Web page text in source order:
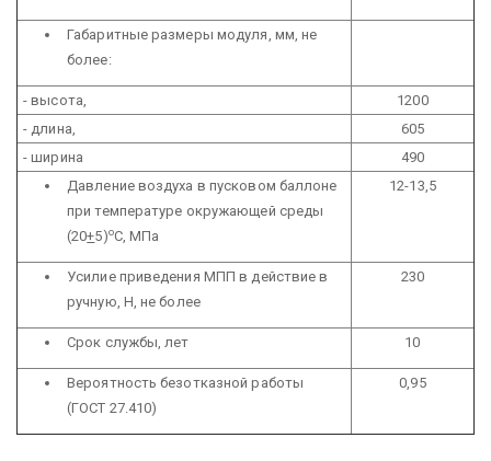
Габаритные размеры модуля, мм, не
более:
- высота,
1200
- длина,
605
- ширина
490
Давление воздуха в пусковом баллоне
при температуре окружающей среды
(20+5)оС, МПа
12-13,5
Усилие приведения МПП в действие в
ручную, Н, не более
230
Срок службы, лет 10
Вероятность безотказной работы
(ГОСТ 27.410)
0,95